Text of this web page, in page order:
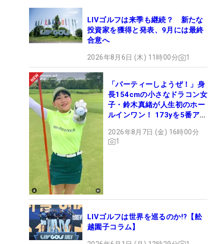
LIVゴルフは来季も継続？ 新たな
投資家を獲得と発表、9月には最終
合意へ
2026年8月6日 (木) 11時00分 1
「パーティーしようぜ！」身
長154cmの小さなドラコン女
子・鈴木真緒が人生初のホー
ルインワン！ 173yを5番アイ
2026年8月7日 (金) 16時00分
1
LIVゴルフは世界を巡るのか!?【舩
越園子コラム】